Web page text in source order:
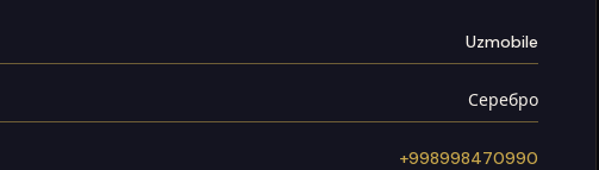
Uzmobile
Серебро
+998998470990